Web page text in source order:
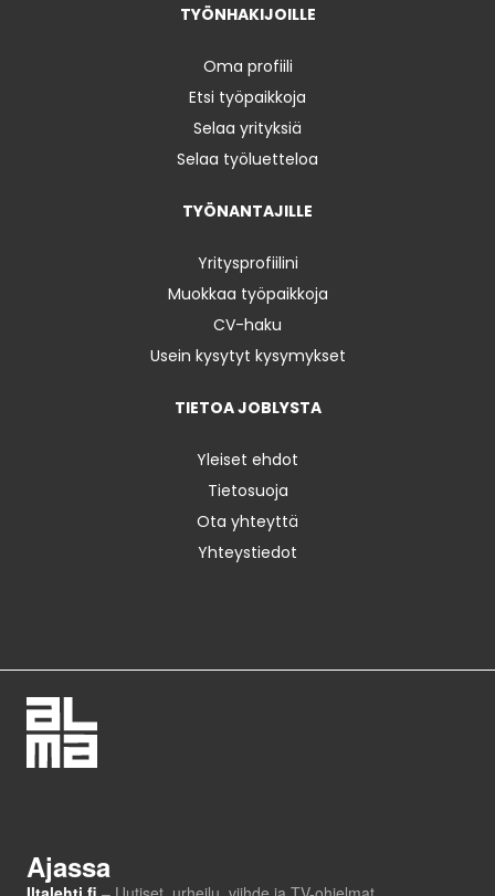
TYÖNHAKIJOILLE
Oma profiili
Etsi työpaikkoja
Selaa yrityksiä
Selaa työluetteloa
TYÖNANTAJILLE
Yritysprofiilini
Muokkaa työpaikkoja
CV-haku
Usein kysytyt kysymykset
TIETOA JOBLYSTA
Yleiset ehdot
Tietosuoja
Ota yhteyttä
Yhteystiedot